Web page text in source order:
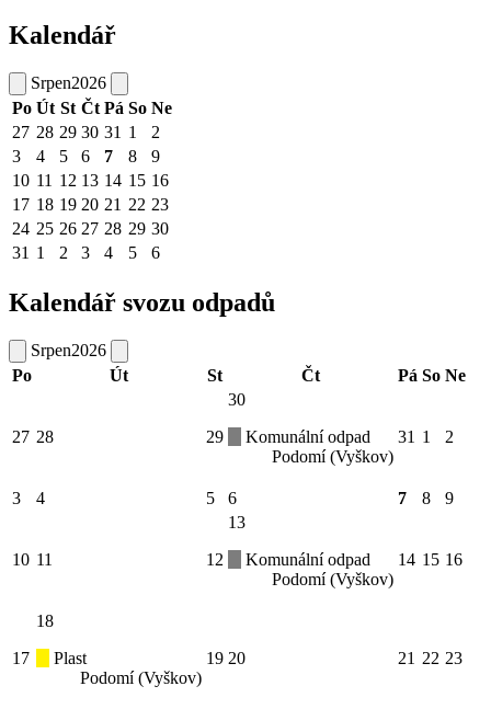
Kalendář
Srpen2026
Po Út St Čt Pá So Ne
27 28 29 30 31 1
2
3
4 5 6 7 8
9
10 11 12 13 14 15 16
17 18 19 20 21 22 23
24 25 26 27 28 29 30
31 1 2 3 4 5 6
Kalendář svozu odpadů
Srpen2026
Po
Út St Čt Pá So Ne
27 28 29
30
Komunální odpad
Podomí (Vyškov)
31 1 2
3 4 5 6 7 8 9
10 11 12
13
Komunální odpad
Podomí (Vyškov)
14 15 16
17
18
Plast
Podomí (Vyškov)
19 20 21 22 23